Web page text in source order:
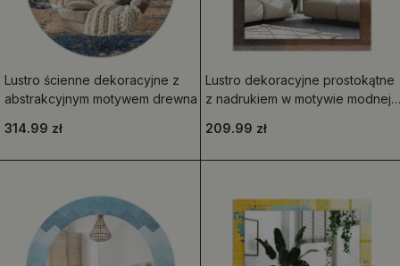
Lustro ścienne dekoracyjne z
abstrakcyjnym motywem drewna
314.99 zł
Lustro dekoracyjne prostokątne
z nadrukiem w motywie modnej
209.99 zł